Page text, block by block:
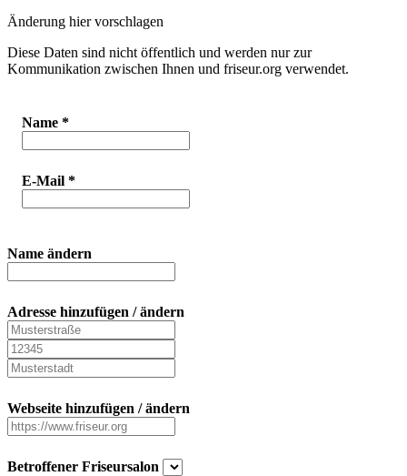
Änderung hier vorschlagen
Diese Daten sind nicht öffentlich und werden nur zur
Kommunikation zwischen Ihnen und friseur.org verwendet.
Name *
E-Mail *
Name ändern
Adresse hinzufügen / ändern
Webseite hinzufügen / ändern
Betroffener Friseursalon